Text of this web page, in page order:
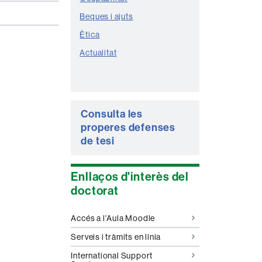
Beques i ajuts
Ètica
Actualitat
Consulta les
properes defenses
de tesi
Enllaços d'interès del
doctorat
Accés a l'Aula Moodle
Serveis i tràmits en línia
International Support